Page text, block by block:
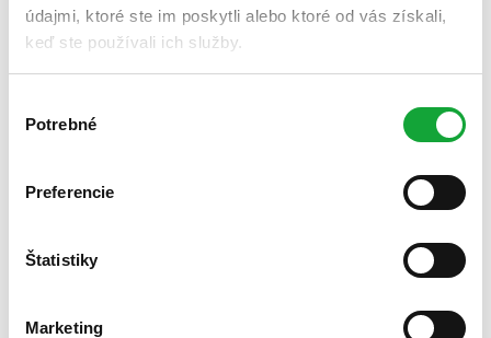
údajmi, ktoré ste im poskytli alebo ktoré od vás získali,
keď ste používali ich služby.
súhlasu
Potrebné
Preferencie
Štatistiky
Marketing